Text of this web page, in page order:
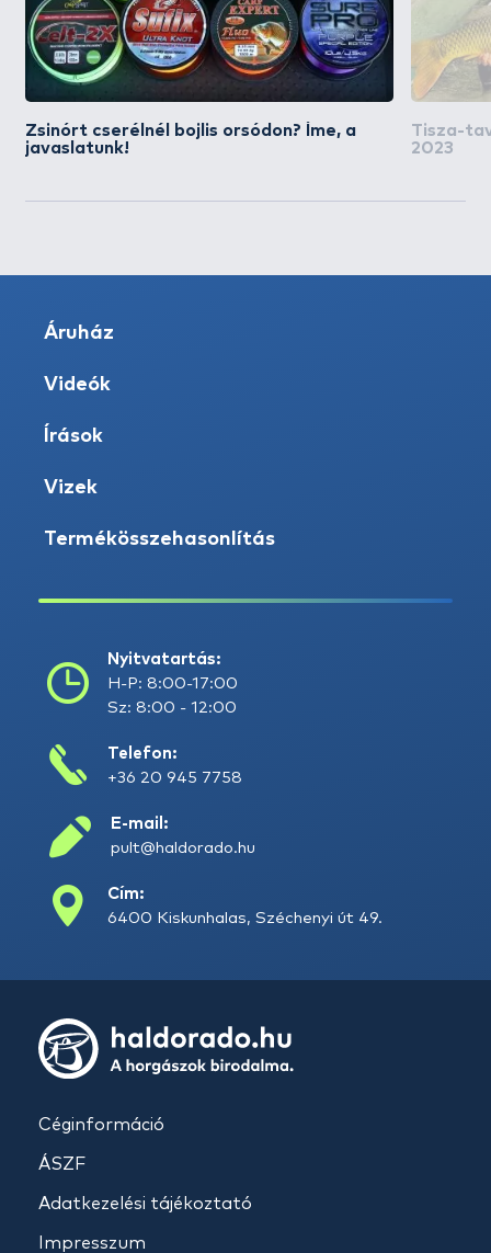
Zsinórt cserélnél bojlis orsódon? Íme, a
javaslatunk!
Tisza-
2023
Áruház
Videók
Írások
Vizek
Termékösszehasonlítás
Nyitvatartás:
H-P: 8:00-17:00
Sz: 8:00 - 12:00
Telefon:
+36 20 945 7758
E-mail:
pult@haldorado.hu
Cím:
6400 Kiskunhalas, Széchenyi út 49.
Céginformáció
ÁSZF
Adatkezelési tájékoztató
Impresszum